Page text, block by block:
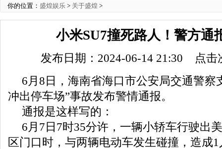
你的位置： 盛煌娱乐 > 关于盛煌 >
小米SU7撞死路人！警方通
发布日期：2024-06-14 21:30 点击
6月8日，海南省海口市公安局交通警察
冲出停车场”事故发布警情通报。
通报是这样写的：
6月7日7时35分许，一辆小轿车行驶出
区门口时，与两辆电动车发生碰撞，造成